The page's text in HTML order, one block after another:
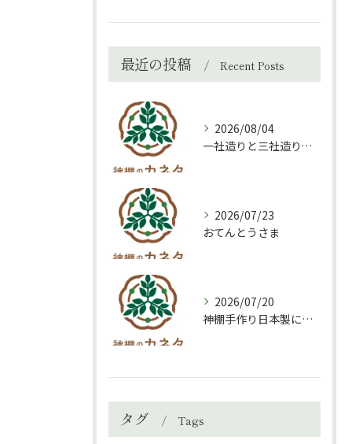
最近の投稿 Recent Posts
2026/08/04
一社造りと三社造り、どちらを選ぶべき？
2026/07/23
おてんとうさま
2026/07/20
神棚手作り日本製について
タグ Tags